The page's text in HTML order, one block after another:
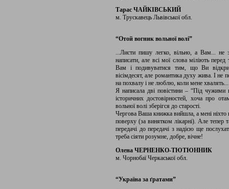
Тарас ЧАЙКІВСЬКИЙ
м. Трускавець Львівської обл.
“Отой вогник вольної волі”
...Листи пишу легко, вільно, а Вам... не
написати, але всі мої слова міліють
Вам і подивуватися тим, що Ви
вісімдесят, але романтика духу жива. І
на похвалу і не люблю, коли мене хвалять...
Я написала дві повістини – “Під
історичних достовірностей, хоча про
вольної волі зберігся до старості.
Чергова Ваша книжка вийшла, а мені ніхто
поверху (за винятком лікарні). Але
передачі до передачі з надією ще
треба сіяти розумне, добре, вічне!
Олена ЧЕРНЕНКО-ТЮТЮННИК
м. Чорнобаї Черкаської обл.
“Україна за ґратами”